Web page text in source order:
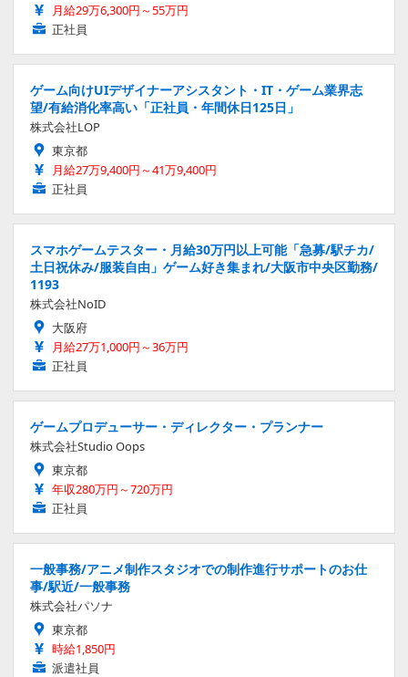
月給29万6,300円～55万円
正社員
ゲーム向けUIデザイナーアシスタント・IT・ゲーム業界志
望/有給消化率高い「正社員・年間休日125日」
株式会社LOP
東京都
月給27万9,400円～41万9,400円
正社員
スマホゲームテスター・月給30万円以上可能「急募/駅チカ/
土日祝休み/服装自由」ゲーム好き集まれ/大阪市中央区勤務/
1193
株式会社NoID
大阪府
月給27万1,000円～36万円
正社員
ゲームプロデューサー・ディレクター・プランナー
株式会社Studio Oops
東京都
年収280万円～720万円
正社員
一般事務/アニメ制作スタジオでの制作進行サポートのお仕
事/駅近/一般事務
株式会社パソナ
東京都
時給1,850円
派遣社員